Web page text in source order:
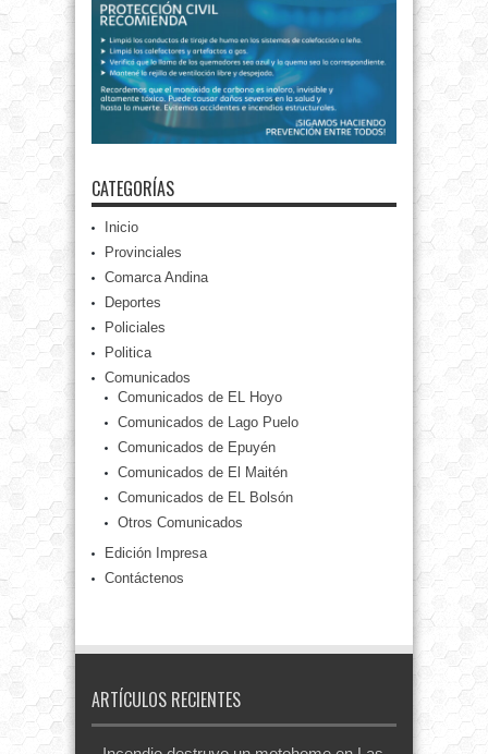
CATEGORÍAS
Inicio
Provinciales
Comarca Andina
Deportes
Policiales
Politica
Comunicados
Comunicados de EL Hoyo
Comunicados de Lago Puelo
Comunicados de Epuyén
Comunicados de El Maitén
Comunicados de EL Bolsón
Otros Comunicados
Edición Impresa
Contáctenos
ARTÍCULOS RECIENTES